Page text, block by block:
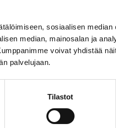
sosiaalisen
median, mainosalan ja
voivat yhdistää
palvelujaan.
Tilastot
.
on hyvä elää nyt ja
tarpeen? Murroksellinen